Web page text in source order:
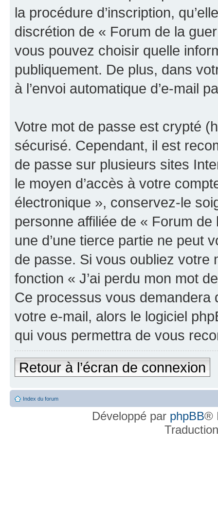
la procédure d’inscription,
discrétion de « Forum de la
vous pouvez choisir quelle
publiquement. De plus, dans
à l’envoi automatique d’e-mail
Votre mot de passe est crypté
sécurisé. Cependant, il est
de passe sur plusieurs sites
le moyen d’accès à votre
électronique », conservez-le
personne affiliée de « Forum
une d’une tierce partie ne peut
de passe. Si vous oubliez votre
fonction « J’ai perdu mon mot
Ce processus vous demandera
votre e-mail, alors le logiciel
qui vous permettra de vous
Retour à l’écran de connexion
Index du forum
Développé par phpBB®